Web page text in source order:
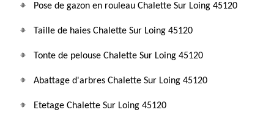
Pose de gazon en rouleau Chalette Sur Loing 45120
Taille de haies Chalette Sur Loing 45120
Tonte de pelouse Chalette Sur Loing 45120
Abattage d'arbres Chalette Sur Loing 45120
Etetage Chalette Sur Loing 45120